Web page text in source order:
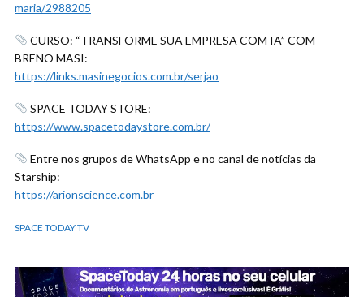
maria/2988205
CURSO: “TRANSFORME SUA EMPRESA COM IA” COM
BRENO MASI:
https://links.masinegocios.com.br/serjao
SPACE TODAY STORE:
https://www.spacetodaystore.com.br/
Entre nos grupos de WhatsApp e no canal de notícias da
Starship:
https://arionscience.com.br
SPACE TODAY TV